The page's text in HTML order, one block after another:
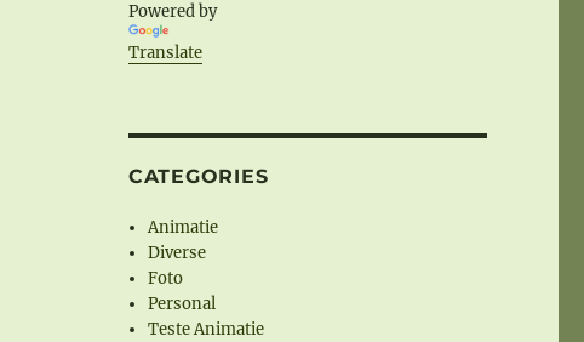
Powered by
Translate
CATEGORIES
Animatie
Diverse
Foto
Personal
Teste Animatie